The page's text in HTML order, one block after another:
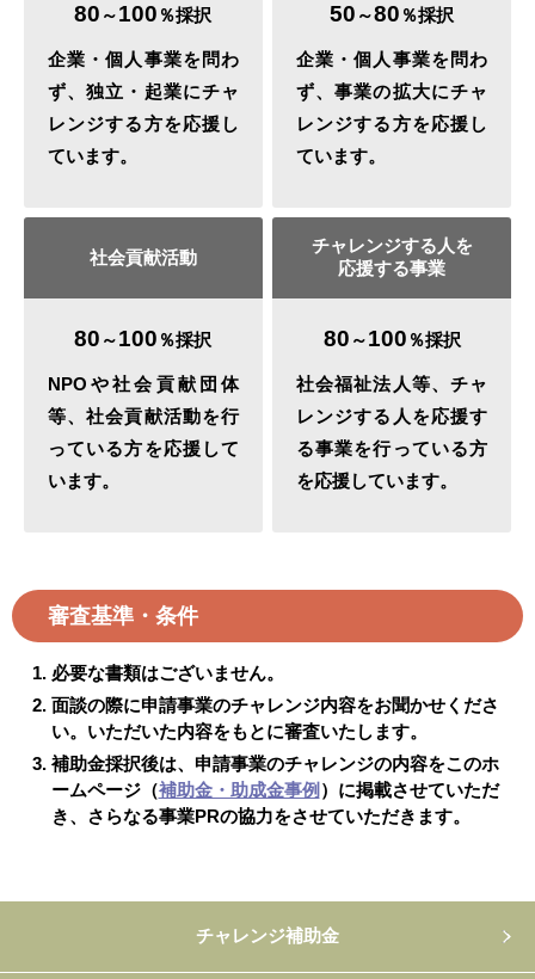
80 ～100 ％採択
企業・個人事業を問わ
ず、独立・起業にチャ
レンジする方を応援し
ています。
50 ～80 ％採択
企業・個人事業を問わ
ず、事業の拡大にチャ
レンジする方を応援し
ています。
社会貢献活動
80 ～100 ％採択
NPOや社会貢献団体
等、社会貢献活動を行
っている方を応援して
います。
チャレンジする人を
応援する事業
80 ～100 ％採択
社会福祉法人等、チャ
レンジする人を応援す
る事業を行っている方
を応援しています。
審査基準・条件
必要な書類はございません。
面談の際に申請事業のチャレンジ内容をお聞かせくださ
い。いただいた内容をもとに審査いたします。
補助金採択後は、申請事業のチャレンジの内容をこのホ
ームページ（補助金・助成金事例 ）に掲載させていただ
き、さらなる事業PRの協力をさせていただきます。
チャレンジ補助金